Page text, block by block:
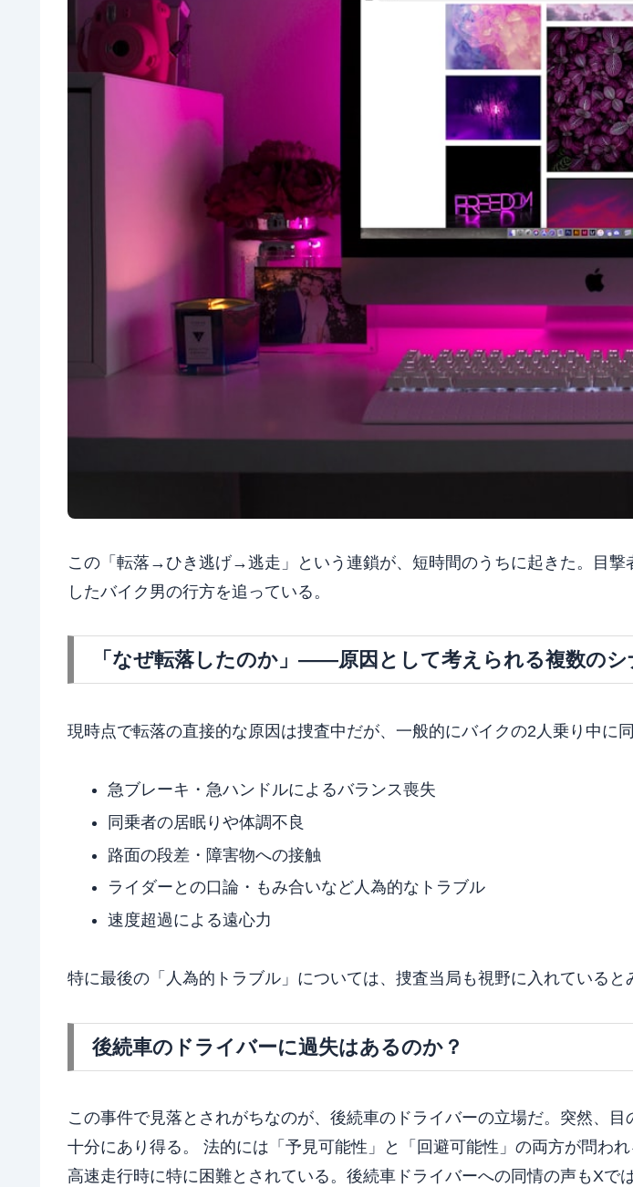
この「転落→ひき逃げ→逃走」という連鎖が、短時間のうちに起きた。目
したバイク男の行方を追っている。
「なぜ転落したのか」——原因として考えられる複数のシ
現時点で転落の直接的な原因は捜査中だが、一般的にバイクの2人乗り中に
急ブレーキ・急ハンドルによるバランス喪失
同乗者の居眠りや体調不良
路面の段差・障害物への接触
ライダーとの口論・もみ合いなど人為的なトラブル
速度超過による遠心力
特に最後の「人為的トラブル」については、捜査当局も視野に入れている
後続車のドライバーに過失はあるのか？
この事件で見落とされがちなのが、後続車のドライバーの立場だ。突然、
十分にあり得る。 法的には「予見可能性」と「回避可能性」の両方が問われ
高速走行時に特に困難とされている。後続車ドライバーへの同情の声もXで